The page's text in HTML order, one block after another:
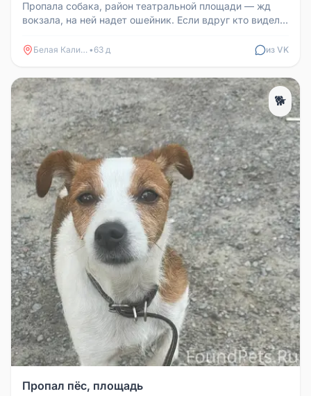
Пропала собака, район театральной площади — жд
вокзала, на ней надет ошейник. Если вдруг кто видел,
Белая Калитва •63 д из VK
🐕
Пропал пёс, площадь